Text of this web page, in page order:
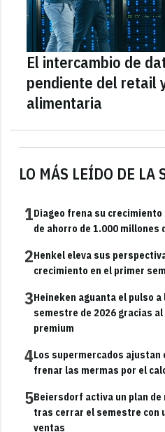
LO MÁS LEÍDO DE LA
1Diageo frena su crecimiento
de ahorro de 1.000 millones
2Henkel eleva sus
crecimiento en el primer
3Heineken aguanta el pulso
semestre de 2026 gracias
premium
4Los supermercados
frenar las mermas por el
5Beiersdorf activa un plan de
tras cerrar el semestre con
ventas
El intercambio de
pendiente del retail
alimentaria